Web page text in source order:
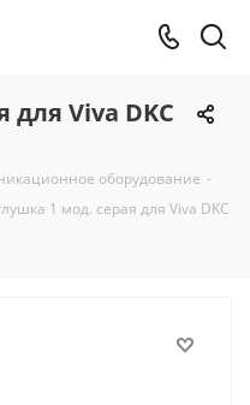
для Viva DKC
оборудование -
1 мод. серая для Viva DKC